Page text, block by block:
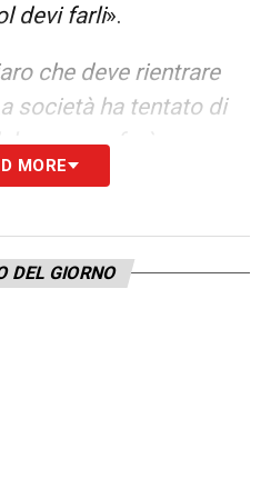
devi farli».
che deve rientrare
società ha tentato di
genere e farà un
che lui ha la qualità
TOP NEWS
MORE
DEL GIORNO